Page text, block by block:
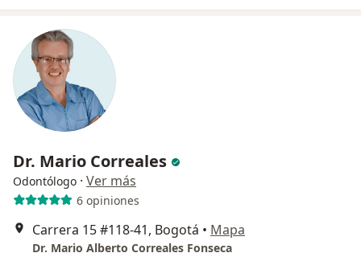
Dr. Mario Correales
Odontólogo · Ver más
6 opiniones
Carrera 15 #118-41, Bogotá • Mapa
Dr. Mario Alberto Correales Fonseca